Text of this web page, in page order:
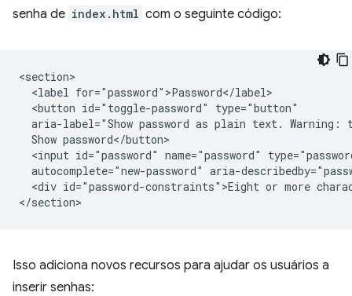
senha de index.html com o seguinte código:
<section>
  <label for="password">Password</label>
  <button id="toggle-password" type="button"
aria-label="Show password as plain text. Warning:
  Show password</button>
<input id="password" name="password"
autocomplete="new-password" aria-
<div id="password-constraints">Eight or more
Isso adiciona novos recursos para ajudar os usuários a
inserir senhas: